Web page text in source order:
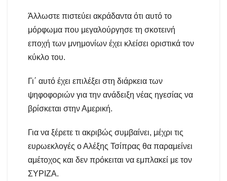
Άλλωστε πιστεύει ακράδαντα ότι αυτό το
μόρφωμα που μεγαλούργησε τη σκοτεινή
εποχή των μνημονίων έχει κλείσει οριστικά τον
κύκλο του.
Γι΄ αυτό έχει επιλέξει στη διάρκεια των
ψηφοφοριών για την ανάδειξη νέας ηγεσίας να
βρίσκεται στην Αμερική.
Για να ξέρετε τι ακριβώς συμβαίνει, μέχρι τις
ευρωεκλογές ο Αλέξης Τσίπρας θα παραμείνει
αμέτοχος και δεν πρόκειται να εμπλακεί με τον
ΣΥΡΙΖΑ.